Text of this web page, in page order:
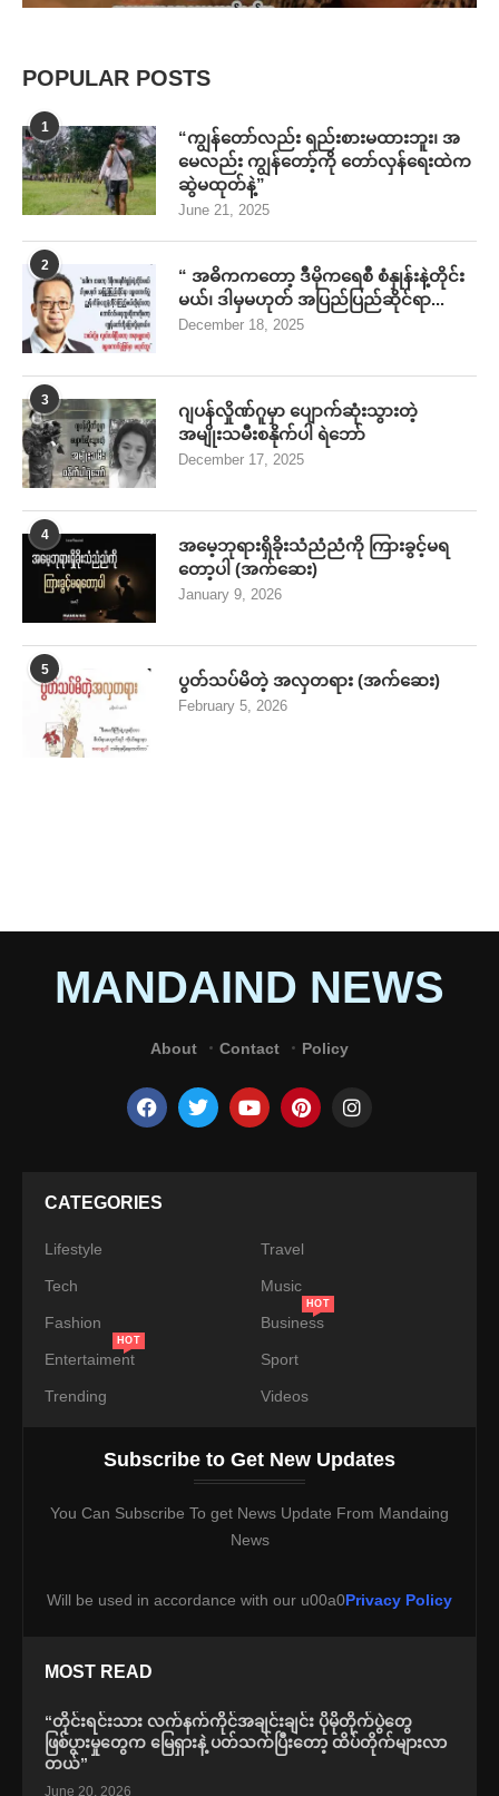
POPULAR POSTS
1
“ကျွန်တော်လည်း ရည်းစားမထားဘူး၊ အ
မေလည်း ကျွန်တော့်ကို တော်လှန်ရေးထဲက
ဆွဲမထုတ်နဲ့”
June 21, 2025
2
“ အဓိကကတော့ ဒီမိုကရေစီ စံနှုန်းနဲ့တိုင်း
မယ်၊ ဒါမှမဟုတ် အပြည်ပြည်ဆိုင်ရာ...
December 18, 2025
3
ဂျပန်လှိုဏ်ဂူမှာ ပျောက်ဆုံးသွားတဲ့
အမျိုးသမီးစနိုက်ပါ ရဲဘော်
December 17, 2025
4
အမေ့ဘုရားရှိခိုးသံညံညံကို ကြားခွင့်မရ
တော့ပါ (အက်ဆေး)
January 9, 2026
5
ပွတ်သပ်မိတဲ့ အလှတရား (အက်ဆေး)
February 5, 2026
About Contact Policy
MANDAIND NEWS
CATEGORIES
Lifestyle Travel
Tech Music
Fashion Business
HOT
Entertaiment
HOT
Sport
Trending Videos
Subscribe to Get New Updates
You Can Subscribe To get News Update From Mandaing
News
Will be used in accordance with our u00a0Privacy Policy
MOST READ
“တိုင်းရင်းသား လက်နက်ကိုင်အချင်းချင်း ပိုမိုတိုက်ပွဲတွေ
ဖြစ်ပွားမှုတွေက မြေရှားနဲ့ ပတ်သက်ပြီးတော့ ထိပ်တိုက်များလာ
တယ်”
June 20, 2026